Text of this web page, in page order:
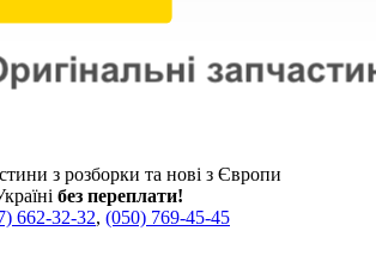
з розборки та нові з Європи
без переплати!
662-32-32, (050) 769-45-45